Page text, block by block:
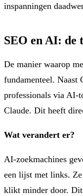
inspanningen
SEO en AI: de
De manier waarop
fundamenteel. Naast
professionals via AI-
Claude. Dit heeft
Wat verandert er?
AI-zoekmachines
een lijst met links.
klikt minder door. Dit